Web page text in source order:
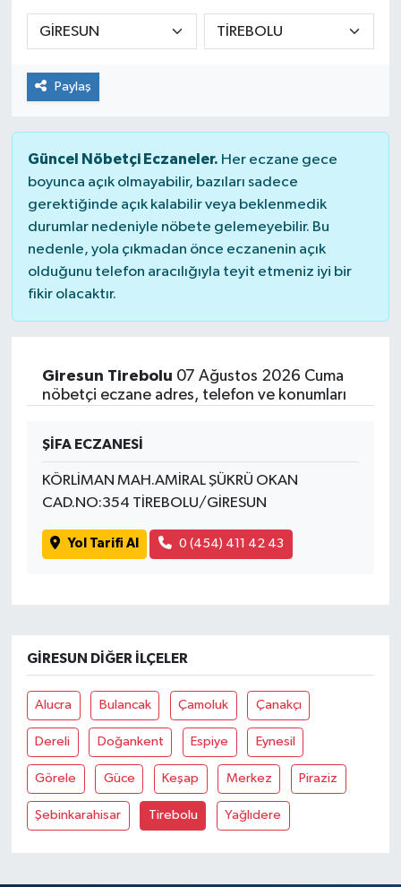
Paylaş
Güncel Nöbetçi Eczaneler. Her eczane gece
boyunca açık olmayabilir, bazıları sadece
gerektiğinde açık kalabilir veya beklenmedik
durumlar nedeniyle nöbete gelemeyebilir. Bu
nedenle, yola çıkmadan önce eczanenin açık
olduğunu telefon aracılığıyla teyit etmeniz iyi bir
fikir olacaktır.
Giresun Tirebolu 07 Ağustos 2026 Cuma
nöbetçi eczane adres, telefon ve konumları
ŞİFA ECZANESİ
KÖRLİMAN MAH.AMİRAL ŞÜKRÜ OKAN
CAD.NO:354 TİREBOLU/GİRESUN
Yol Tarifi Al 0 (454) 411 42 43
GIRESUN DIĞER İLÇELER
Alucra Bulancak Çamoluk Çanakçı
Dereli Doğankent Espiye Eynesil
Görele Güce Keşap Merkez Piraziz
Şebinkarahisar Tirebolu Yağlıdere
Sağlık
Spor
Yaşam